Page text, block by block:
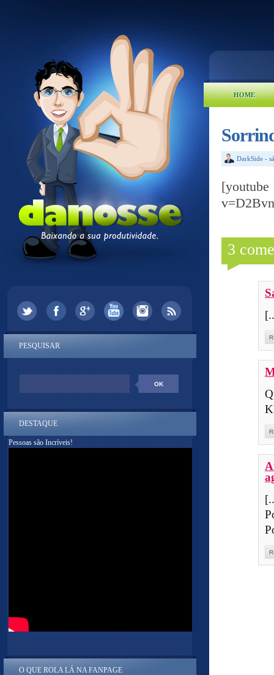
HOME
DarkSide -
3
PESQUISAR
DESTAQUE
Pessoas são Incríveis!
O QUE ROLA LÁ NA FANPAGE